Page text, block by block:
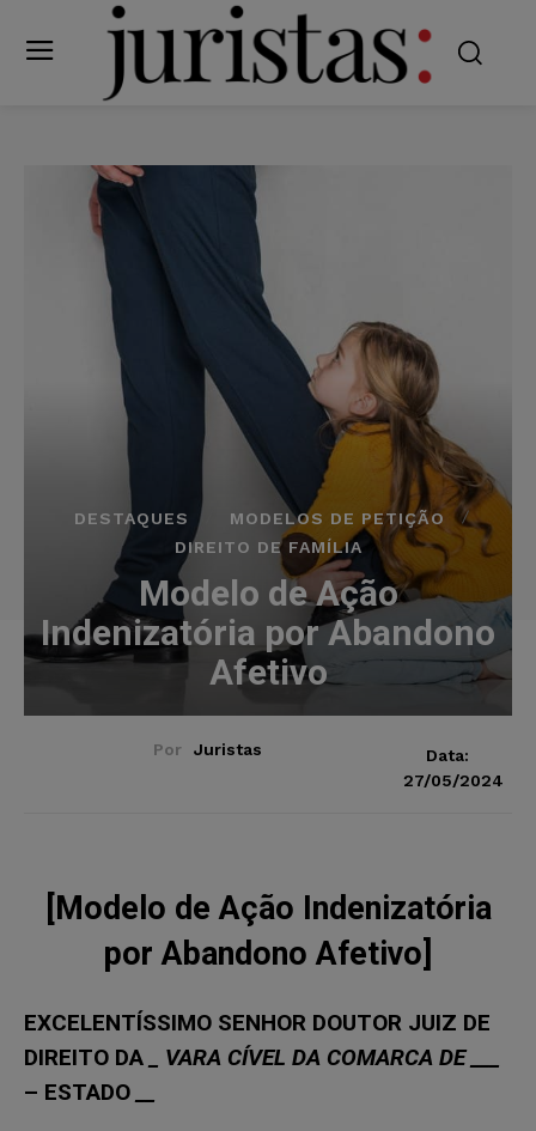
DESTAQUES
MODELOS DE PETIÇÃO
DIREITO DE FAMÍLIA
Modelo de Ação
Indenizatória por Abandono
Afetivo
Por Juristas
Data:
27/05/2024
[Modelo de Ação Indenizatória
por Abandono Afetivo]
EXCELENTÍSSIMO SENHOR DOUTOR JUIZ DE
DIREITO DA
_ VARA CÍVEL DA COMARCA DE
– ESTADO